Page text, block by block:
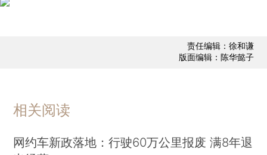
责任编辑：徐和谦
版面编辑：陈华懿子
相关阅读
网约车新政落地：行驶60万公里报废 满8年退